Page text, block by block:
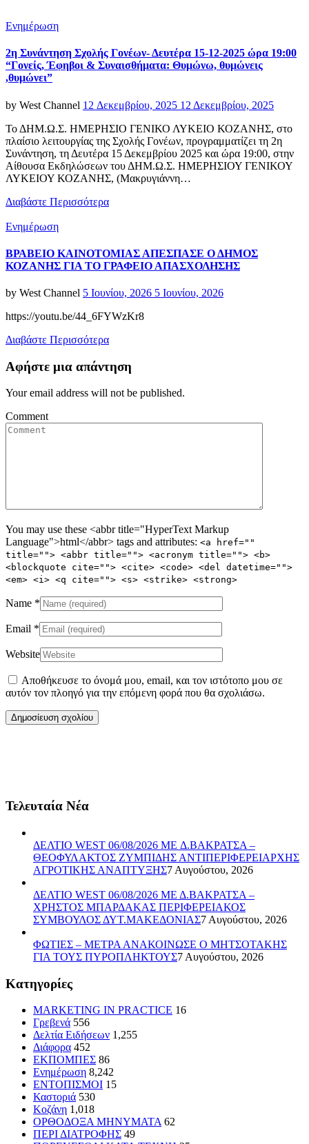
Categories
Ενημέρωση
2η Συνάντηση Σχολής Γονέων- Δευτέρα 15-12-2025 ώρα 19:00
“Γονείς, Έφηβοι & Συναισθήματα: Θυμώνω, θυμώνεις
,θυμώνει”
by West Channel Posted
12 Δεκεμβρίου, 2025 12 Δεκεμβρίου, 2025
Το ΔΗΜ.Ω.Σ. ΗΜΕΡΗΣΙΟ ΓΕΝΙΚΟ ΛΥΚΕΙΟ ΚΟΖΑΝΗΣ, στο
πλαίσιο λειτουργίας της Σχολής Γονέων, προγραμματίζει τη 2η
Συνάντηση, τη Δευτέρα 15 Δεκεμβρίου 2025 και ώρα 19:00, στην
Αίθουσα Εκδηλώσεων του ΔΗΜ.Ω.Σ. ΗΜΕΡΗΣΙΟΥ ΓΕΝΙΚΟΥ
ΛΥΚΕΙΟΥ ΚΟΖΑΝΗΣ, (Μακρυγιάννη…
Διαβάστε Περισσότερα
Categories
Ενημέρωση
BΡΑΒΕΙΟ ΚΑΙΝΟΤΟΜΙΑΣ ΑΠΕΣΠΑΣΕ Ο ΔΗΜΟΣ
ΚΟΖΑΝΗΣ ΓΙΑ ΤΟ ΓΡΑΦΕΙΟ ΑΠΑΣΧΟΛΗΣΗΣ
by West Channel Posted
5 Ιουνίου, 2026 5 Ιουνίου, 2026
https://youtu.be/44_6FYWzKr8
Διαβάστε Περισσότερα
Αφήστε μια απάντηση
Your email address will not be published.
Comment
You may use these <abbr title="HyperText Markup
Language">html</abbr> tags and attributes: <a href=""
title=""> <abbr title=""> <acronym title=""> <b>
<blockquote cite=""> <cite> <code> <del datetime="">
<em> <i> <q cite=""> <s> <strike> <strong>
Name *
Email *
Website
Αποθήκευσε το όνομά μου, email, και τον ιστότοπο μου σε
αυτόν τον πλοηγό για την επόμενη φορά που θα σχολιάσω.
Τελευταία Νέα
ΔΕΛΤΙΟ WEST 06/08/2026 ME Δ.ΒΑΚΡΑΤΣΑ –
ΘΕΟΦΥΛΑΚΤΟΣ ΖΥΜΠΙΔΗΣ ΑΝΤΙΠΕΡΙΦΕΡΕΙΑΡΧΗΣ
ΑΓΡΟΤΙΚΗΣ ΑΝΑΠΤΥΞΗΣ7 Αυγούστου, 2026
ΔΕΛΤΙΟ WEST 06/08/2026 ΜΕ Δ.ΒΑΚΡΑΤΣΑ –
ΧΡΗΣΤΟΣ ΜΠΑΡΔΑΚΑΣ ΠΕΡΙΦΕΡΕΙΑΚΟΣ
ΣΥΜΒΟΥΛΟΣ ΔΥΤ.ΜΑΚΕΔΟΝΙΑΣ7 Αυγούστου, 2026
ΦΩΤΙΕΣ – ΜΕΤΡΑ ΑΝΑΚΟΙΝΩΣΕ Ο ΜΗΤΣΟΤΑΚΗΣ
ΓΙΑ ΤΟΥΣ ΠΥΡΟΠΛΗΚΤΟΥΣ7 Αυγούστου, 2026
Kατηγορίες
MARKETING IN PRACTICE 16
Γρεβενά 556
Δελτία Ειδήσεων 1,255
Διάφορα 452
ΕΚΠΟΜΠΕΣ 86
Ενημέρωση 8,242
ΕΝΤΟΠΙΣΜΟΙ 15
Καστοριά 530
Κοζάνη 1,018
ΟΡΘΟΔΟΞΑ ΜΗΝΥΜΑΤΑ 62
ΠΕΡΙ ΔΙΑΤΡΟΦΗΣ 49